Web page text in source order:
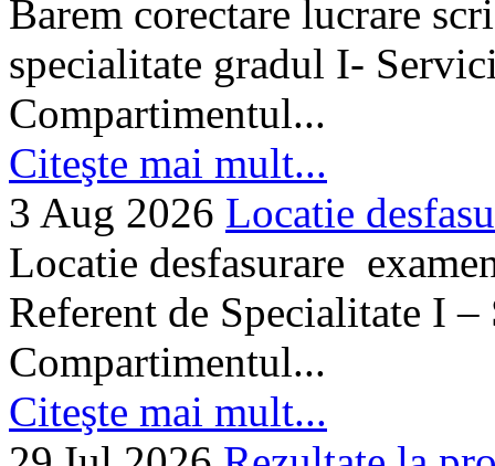
Barem corectare lucrare
specialitate gradul I-
Compartimentul...
Citeşte mai mult...
3 Aug 2026 Locatie
Locatie desfasurare
Referent de Specialitate I
Compartimentul...
Citeşte mai mult...